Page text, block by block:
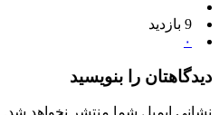
9 بازدید
۰
دیدگاهتان را بنویسید